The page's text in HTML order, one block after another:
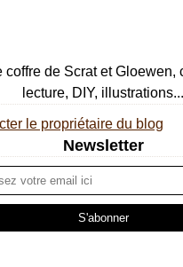
le propriétaire du blog
Newsletter